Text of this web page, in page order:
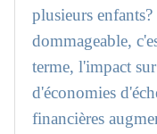
plusieurs
dommageable,
terme, l'impact
d'économies
financières